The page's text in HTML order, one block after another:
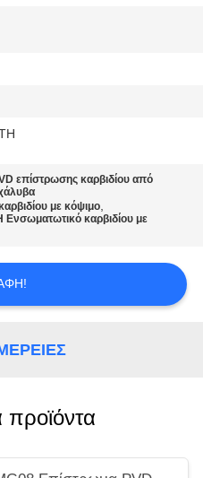
επίστρωσης καρβιδίου από
με κόψιμο,
Ενσωματωτικό καρβιδίου με